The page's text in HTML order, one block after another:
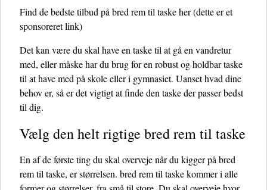
Find de bedste tilbud på bred rem til taske her(dette er et
sponsoreret link)
Det kan være du skal have en taske til at gå en vandretur
med, eller måske har du brug for en robust og holdbar taske
til at have med på skole eller i gymnasiet. Uanset hvad dine
behov er, så er det vigtigt at finde den taske der passer bedst
til dig.
Vælg den helt rigtige bred rem til taske
En af de første ting du skal overveje når du kigger på bred
rem til taske, er størrelsen. bred rem til taske kommer i alle